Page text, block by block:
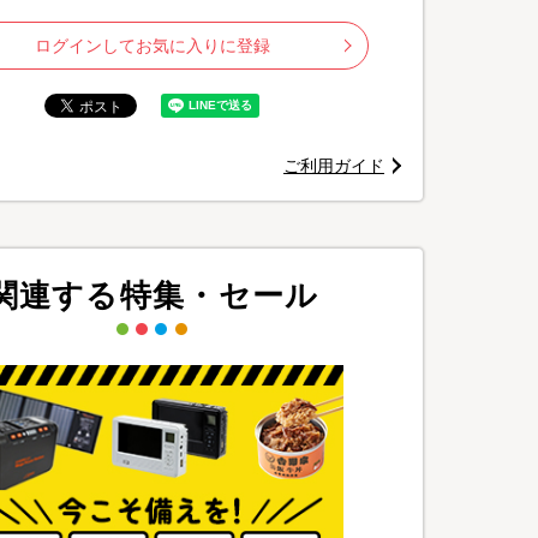
ログインしてお気に入りに登録
ご利用ガイド
連する特集・セール